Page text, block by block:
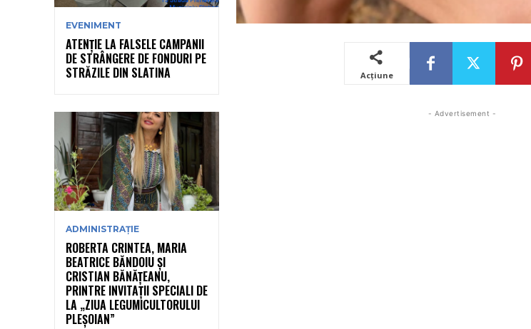
EVENIMENT
ATENȚIE LA FALSELE CAMPANII
DE STRÂNGERE DE FONDURI PE
STRĂZILE DIN SLATINA
ADMINISTRAȚIE
ROBERTA CRINTEA, MARIA
BEATRICE BĂNDOIU ȘI
CRISTIAN BĂNĂȚEANU,
PRINTRE INVITAȚII SPECIALI DE
LA „ZIUA LEGUMICULTORULUI
PLEȘOIAN”
Acțiune
- Advertisement -